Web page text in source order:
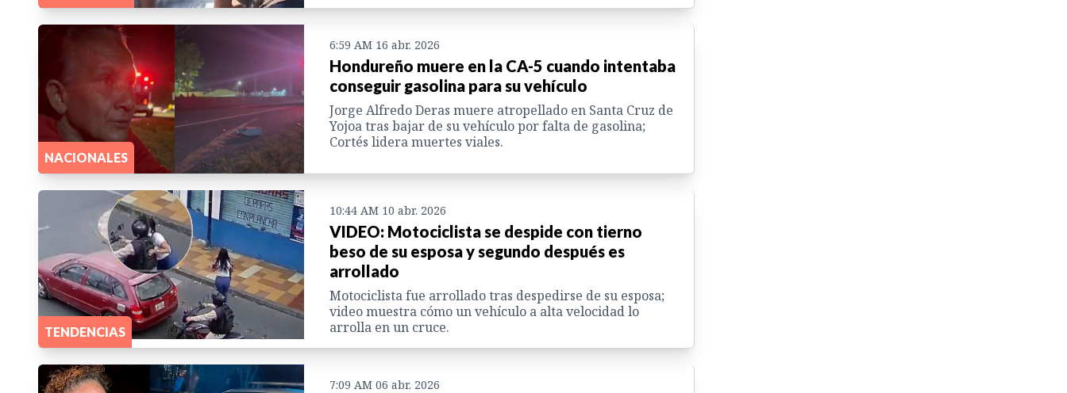
NACIONALES
6:59 AM 16 abr. 2026
Hondureño muere en la CA-5 cuando intentaba
conseguir gasolina para su vehículo
Jorge Alfredo Deras muere atropellado en Santa Cruz de
Yojoa tras bajar de su vehículo por falta de gasolina;
Cortés lidera muertes viales.
TENDENCIAS
10:44 AM 10 abr. 2026
VIDEO: Motociclista se despide con tierno
beso de su esposa y segundo después es
arrollado
Motociclista fue arrollado tras despedirse de su esposa;
video muestra cómo un vehículo a alta velocidad lo
arrolla en un cruce.
7:09 AM 06 abr. 2026